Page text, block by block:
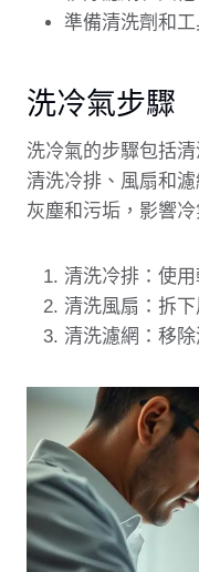
準備清洗劑和
洗冷氣步驟
洗冷氣的步驟包括
清洗冷排、風扇和
灰塵和污垢，影響冷
清洗冷排：使
清洗風扇：拆
清洗濾網：移